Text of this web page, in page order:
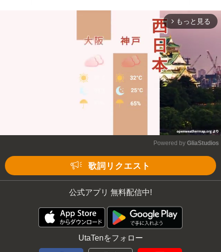
arrow_forward_ios もっと見る
Powered by GliaStudios
歌詞リクエスト
公式アプリ 無料配信中!
UtaTenをフォロー